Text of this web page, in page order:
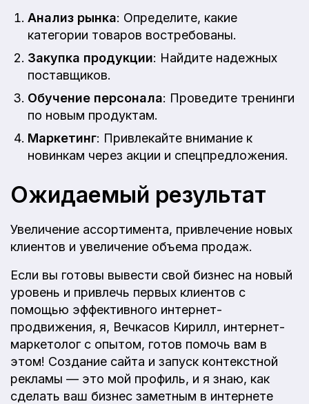
Анализ рынка: Определите, какие
категории товаров востребованы.
Закупка продукции: Найдите надежных
поставщиков.
Обучение персонала: Проведите тренинги
по новым продуктам.
Маркетинг: Привлекайте внимание к
новинкам через акции и спецпредложения.
Ожидаемый результат
Увеличение ассортимента, привлечение новых
клиентов и увеличение объема продаж.
Если вы готовы вывести свой бизнес на новый
уровень и привлечь первых клиентов с
помощью эффективного интернет-
продвижения, я, Вечкасов Кирилл, интернет-
маркетолог с опытом, готов помочь вам в
этом! Создание сайта и запуск контекстной
рекламы — это мой профиль, и я знаю, как
сделать ваш бизнес заметным в интернете